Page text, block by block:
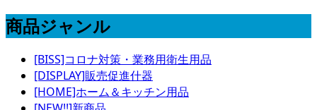
商品ジャンル
[BISS]コロナ対策・業務用衛生用品
[DISPLAY]販売促進什器
[HOME]ホーム＆キッチン用品